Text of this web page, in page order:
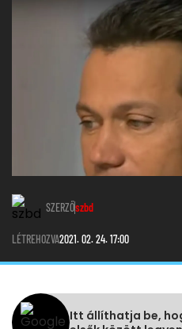
SZERZŐszbd
LÉTREHOZVA2021. 02. 24. 17:00
Itt állíthatja be,